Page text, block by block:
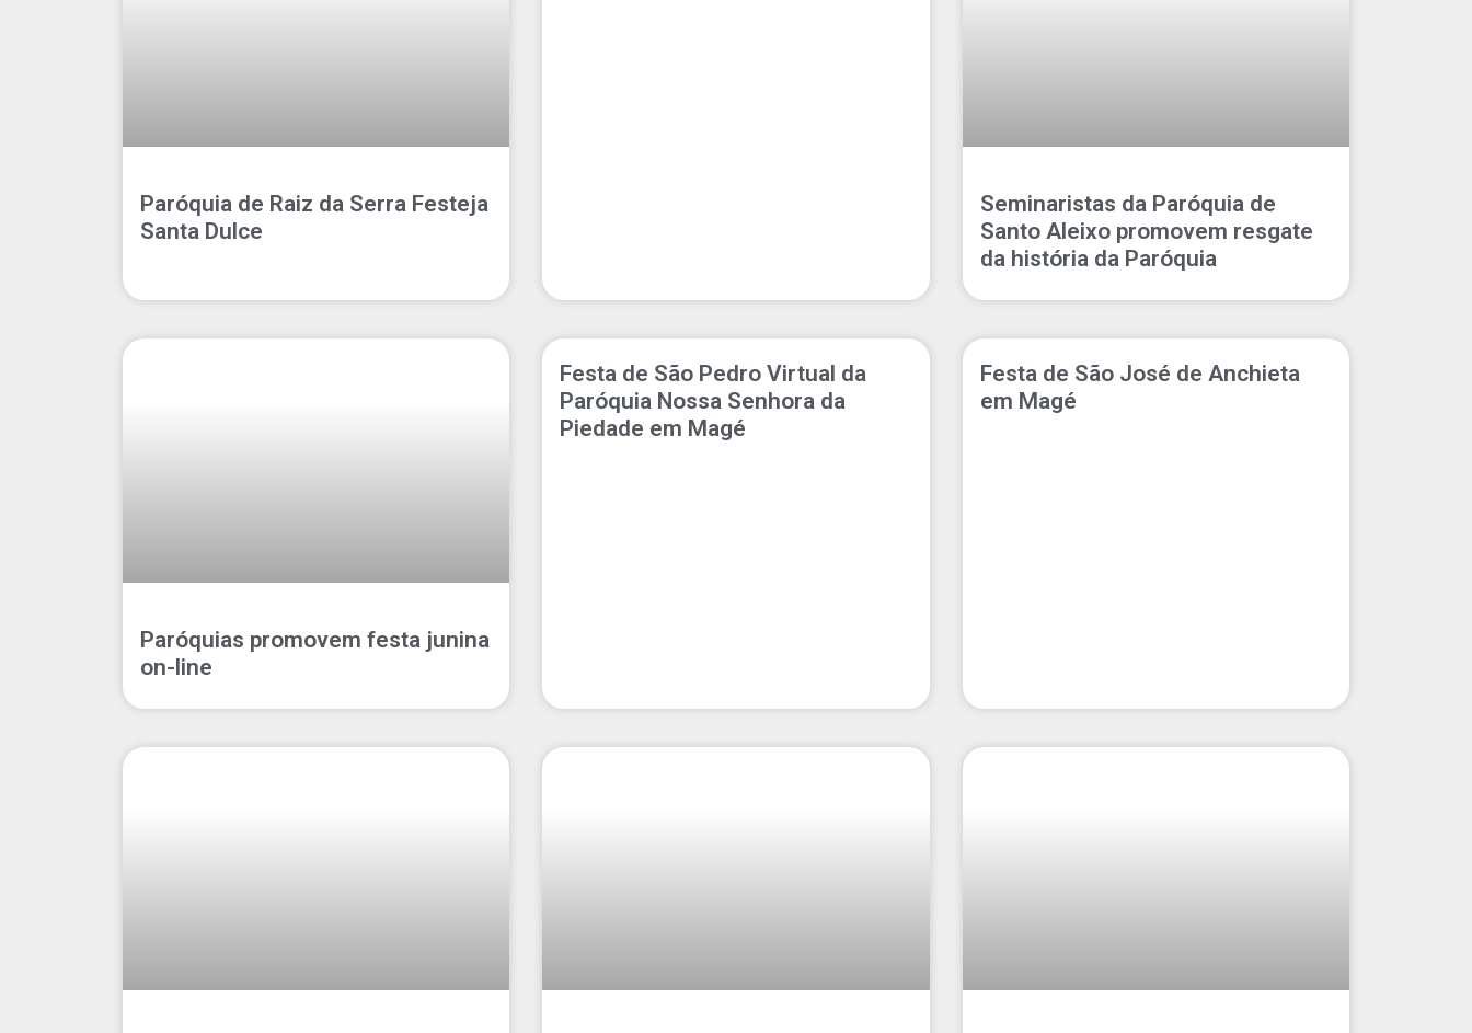
Paróquia de Raiz da Serra Festeja
Santa Dulce
Seminaristas da Paróquia de
Santo Aleixo promovem resgate
da história da Paróquia
Paróquias promovem festa junina
on-line
Festa de São Pedro Virtual da
Paróquia Nossa Senhora da
Piedade em Magé
Festa de São José de Anchieta
em Magé